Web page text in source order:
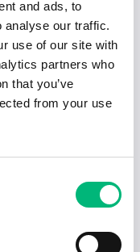
and ads, to
analyse our traffic.
use of our site with
partners who
that you’ve
from your use